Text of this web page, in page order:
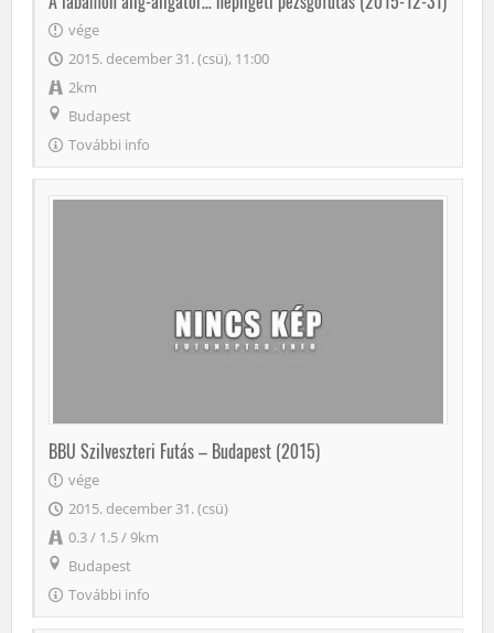
vége
2015. december 31. (csü), 11:00
2km
Budapest
További info
BBU Szilveszteri Futás – Budapest (2015)
vége
2015. december 31. (csü)
0.3 / 1.5 / 9km
Budapest
További info